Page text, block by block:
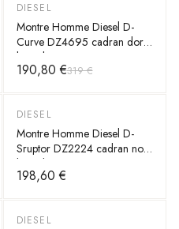
-40%
DIESEL
Montre Homme Diesel D-
Curve DZ4695 cadran doré
bracelet acier
190,80 €319 €
DIESEL
Montre Homme Diesel D-
Sruptor DZ2224 cadran noir
bracelet acier
198,60 €
-40%
DIESEL